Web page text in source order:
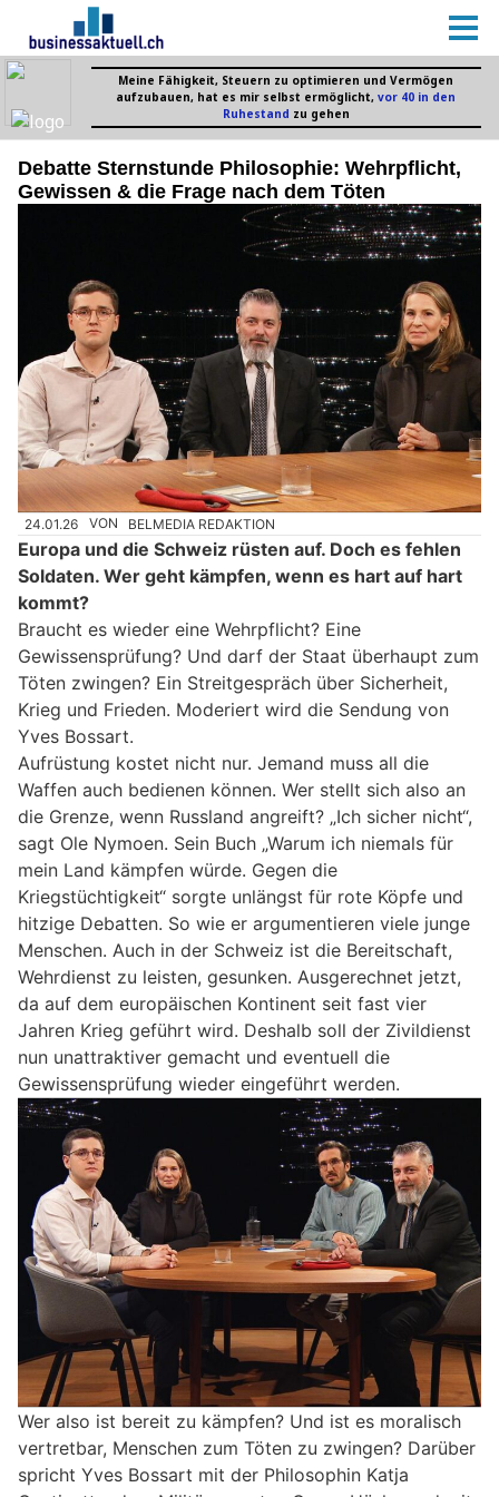
Debatte Sternstunde Philosophie: Wehrpflicht,
Gewissen & die Frage nach dem Töten
24.01.26 VON BELMEDIA REDAKTION
Europa und die Schweiz rüsten auf. Doch es fehlen
Soldaten. Wer geht kämpfen, wenn es hart auf hart
kommt?
Braucht es wieder eine Wehrpflicht? Eine
Gewissensprüfung? Und darf der Staat überhaupt zum
Töten zwingen? Ein Streitgespräch über Sicherheit,
Krieg und Frieden. Moderiert wird die Sendung von
Yves Bossart.
Aufrüstung kostet nicht nur. Jemand muss all die
Waffen auch bedienen können. Wer stellt sich also an
die Grenze, wenn Russland angreift? „Ich sicher nicht“,
sagt Ole Nymoen. Sein Buch „Warum ich niemals für
mein Land kämpfen würde. Gegen die
Kriegstüchtigkeit“ sorgte unlängst für rote Köpfe und
hitzige Debatten. So wie er argumentieren viele junge
Menschen. Auch in der Schweiz ist die Bereitschaft,
Wehrdienst zu leisten, gesunken. Ausgerechnet jetzt,
da auf dem europäischen Kontinent seit fast vier
Jahren Krieg geführt wird. Deshalb soll der Zivildienst
nun unattraktiver gemacht und eventuell die
Gewissensprüfung wieder eingeführt werden.
Wer also ist bereit zu kämpfen? Und ist es moralisch
vertretbar, Menschen zum Töten zu zwingen? Darüber
spricht Yves Bossart mit der Philosophin Katja